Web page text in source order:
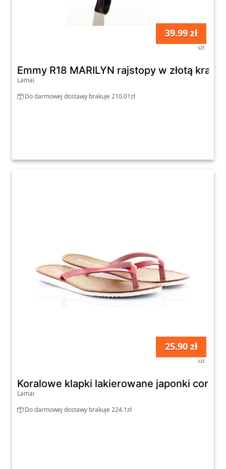
39.99 zł
szt
Emmy R18 MARILYN rajstopy w złotą kratkę
Lamai
Do darmowej dostawy brakuje 210.01zł
25.90 zł
szt
Koralowe klapki lakierowane japonki coral
Lamai
Do darmowej dostawy brakuje 224.1zł